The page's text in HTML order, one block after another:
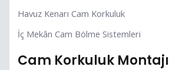
Havuz Kenarı Cam Korkuluk
İç Mekân Cam Bölme Sistemleri
Cam Korkuluk Montajı